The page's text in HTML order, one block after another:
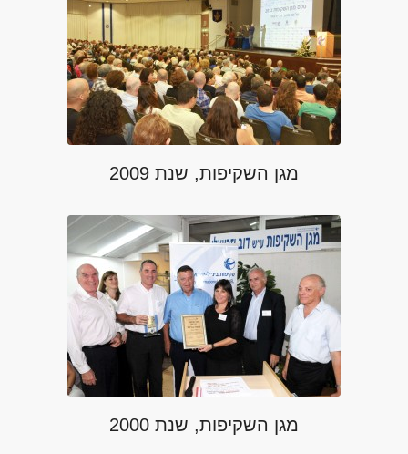
מגן השקיפות, שנת 2009
מגן השקיפות, שנת 2000